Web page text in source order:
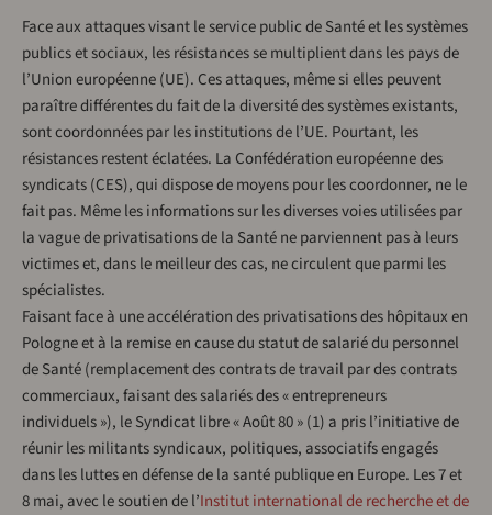
Face aux attaques visant le service public de Santé et les systèmes
publics et sociaux, les résistances se multiplient dans les pays de
l’Union européenne (UE). Ces attaques, même si elles peuvent
paraître différentes du fait de la diversité des systèmes existants,
sont coordonnées par les institutions de l’UE. Pourtant, les
résistances restent éclatées. La Confédération européenne des
syndicats (CES), qui dispose de moyens pour les coordonner, ne le
fait pas. Même les informations sur les diverses voies utilisées par
la vague de privatisations de la Santé ne parviennent pas à leurs
victimes et, dans le meilleur des cas, ne circulent que parmi les
spécialistes.
Faisant face à une accélération des privatisations des hôpitaux en
Pologne et à la remise en cause du statut de salarié du personnel
de Santé (remplacement des contrats de travail par des contrats
commerciaux, faisant des salariés des « entrepreneurs
individuels »), le Syndicat libre « Août 80 » (1) a pris l’initiative de
réunir les militants syndicaux, politiques, associatifs engagés
dans les luttes en défense de la santé publique en Europe. Les 7 et
8 mai, avec le soutien de l’Institut international de recherche et de